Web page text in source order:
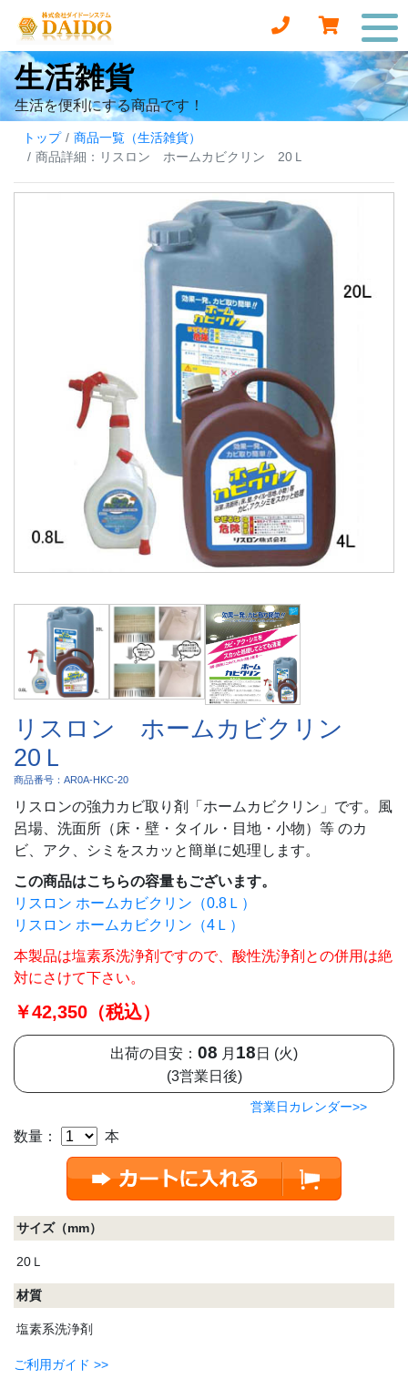
生活雑貨
生活を便利にする商品です！
トップ
商品一覧（生活雑貨）
商品詳細：リスロン ホームカビクリン 20Ｌ
リスロン ホームカビクリン
20Ｌ
商品番号：AR0A-HKC-20
リスロンの強力カビ取り剤「ホームカビクリン」です。風
呂場、洗面所（床・壁・タイル・目地・小物）等 のカ
ビ、アク、シミをスカッと簡単に処理します。
この商品はこちらの容量もございます。
リスロン ホームカビクリン（0.8Ｌ）
リスロン ホームカビクリン（4Ｌ）
本製品は塩素系洗浄剤ですので、酸性洗浄剤との併用は絶
対にさけて下さい。
￥42,350（税込）
出荷の目安： 08 月 18 日 (火)
(3営業日後)
営業日カレンダー>>
数量： 本
サイズ（mm）
20Ｌ
材質
塩素系洗浄剤
ご利用ガイド >>